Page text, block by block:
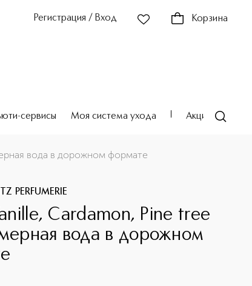
Регистрация / Вход Корзина
сервисы Моя система ухода Акции
вода в дорожном формате
PERFUMERIE
Cardamon, Pine tree
вода в дорожном